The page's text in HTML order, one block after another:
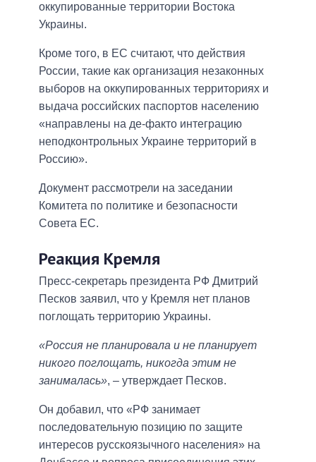
оккупированные территории Востока
Украины.
Кроме того, в ЕС считают, что действия
России, такие как организация незаконных
выборов на оккупированных территориях и
выдача российских паспортов населению
«направлены на де-факто интеграцию
неподконтрольных Украине территорий в
Россию».
Документ рассмотрели на заседании
Комитета по политике и безопасности
Совета ЕС.
Реакция Кремля
Пресс-секретарь президента РФ Дмитрий
Песков заявил, что у Кремля нет планов
поглощать территорию Украины.
«Россия не планировала и не планирует
никого поглощать, никогда этим не
занималась», ‒ утверждает Песков.
Он добавил, что «РФ занимает
последовательную позицию по защите
интересов русскоязычного населения» на